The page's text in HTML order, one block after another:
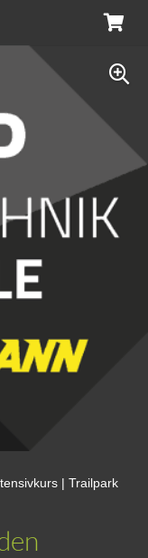
| Trailpark